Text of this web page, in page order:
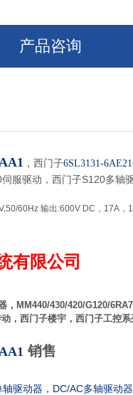
产品咨询
，西门子6SL3131-
服驱动，西门子S120多轴
60Hz 输出:600V DC，17A
有限公司
， MM440/430/420/G120/
，西门子楼宇，西门子工控
销售
轴驱动器， DC/AC多轴驱动